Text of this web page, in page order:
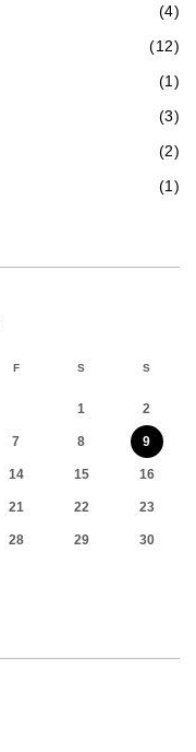
(4)
(12)
(1)
(3)
(2)
(1)
F S S
1 2
7 8 9
14 15 16
21 22 23
28 29 30